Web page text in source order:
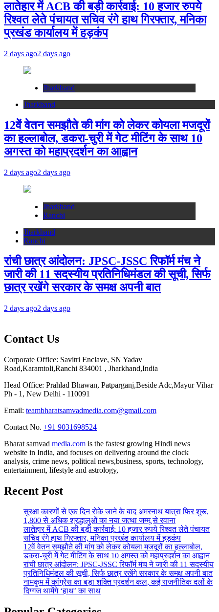
लातेहार में ACB की बड़ी कार्रवाई: 10 हजार रुपये
रिश्वत लेते पंचायत सचिव रंगे हाथ गिरफ्तार, मनिका
प्रखंड कार्यालय में हड़कंप
2 days ago2 days ago
Jharkhand
Jharkhand
12वें वेतन समझौते की मांग को लेकर कोयला मजदूरों
का हल्लाबोल, डकरा-चुरी में गेट मीटिंग के साथ 10
अगस्त को महाप्रदर्शन का आह्वान
2 days ago2 days ago
Jharkhand
Ranchi
Jharkhand
Ranchi
रांची छात्र आंदोलन: JPSC-JSSC रिफॉर्म मंच ने
जारी की 11 सदस्यीय प्रतिनिधिमंडल की सूची, सिर्फ
छात्र रखेंगे सरकार के समक्ष अपनी बात
2 days ago2 days ago
Contact Us
Corporate Office: Savitri Enclave, SN Yadav
Road,Karamtoli,Ranchi 834001 , Jharkhand,India
Head Office: Prahlad Bhawan, Patparganj,Beside Adc,Mayur Vihar
Ph - 1, New Delhi - 110091
Email: teambharatsamvadmedia.com@gmail.com
Contact No. ‪ +91 9031698524
Bharat samvad media.com is the fastest growing Hindi news
website in India, and focuses on delivering around the clock
analysis, crime news, political news,business, sports, technology,
entertainment, lifestyle and astrology,
Recent Post
सुरक्षा कारणों से एक दिन रोके जाने के बाद अमरनाथ यात्रा फिर शुरू,
1,800 से अधिक श्रद्धालुओं का नया जत्था जम्मू से रवाना
लातेहार में ACB की बड़ी कार्रवाई: 10 हजार रुपये रिश्वत लेते पंचायत
सचिव रंगे हाथ गिरफ्तार, मनिका प्रखंड कार्यालय में हड़कंप
12वें वेतन समझौते की मांग को लेकर कोयला मजदूरों का हल्लाबोल,
डकरा-चुरी में गेट मीटिंग के साथ 10 अगस्त को महाप्रदर्शन का आह्वान
रांची छात्र आंदोलन: JPSC-JSSC रिफॉर्म मंच ने जारी की 11 सदस्यीय
प्रतिनिधिमंडल की सूची, सिर्फ छात्र रखेंगे सरकार के समक्ष अपनी बात
नामकुम में कांग्रेस का बड़ा शक्ति प्रदर्शन कल, कई राजनीतिक दलों के
दिग्गज थामेंगे ‘हाथ’ का साथ